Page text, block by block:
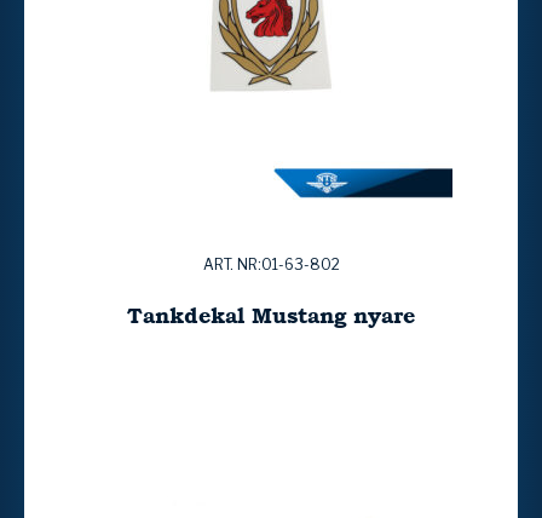
ART. NR:01-63-802
Tankdekal Mustang nyare